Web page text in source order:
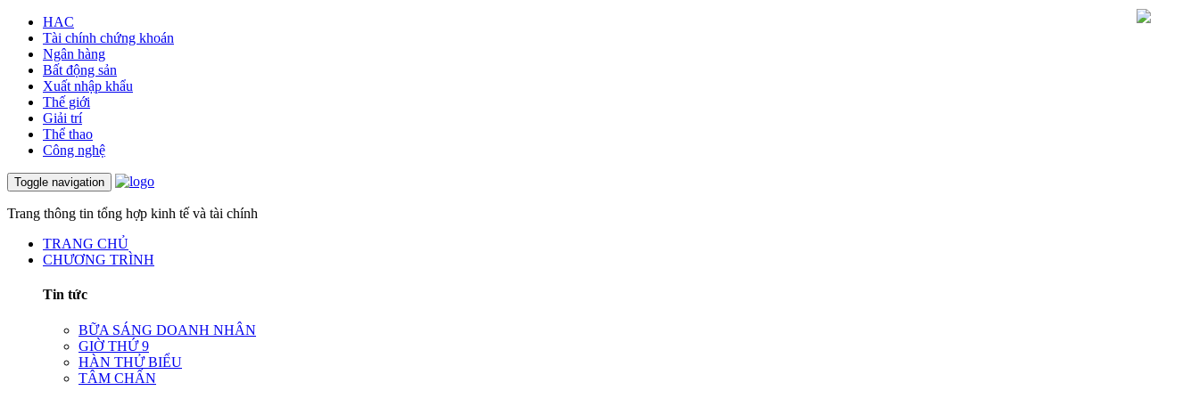
HAC
Tài chính chứng khoán
Ngân hàng
Bất động sản
Xuất nhập khẩu
Thế giới
Giải trí
Thể thao
Công nghệ
Toggle navigation
Trang thông tin tổng hợp kinh tế và tài chính
TRANG CHỦ
CHƯƠNG TRÌNH
Tin tức
BỮA SÁNG DOANH NHÂN
GIỜ THỨ 9
HÀN THỬ BIỂU
TÂM CHẤN